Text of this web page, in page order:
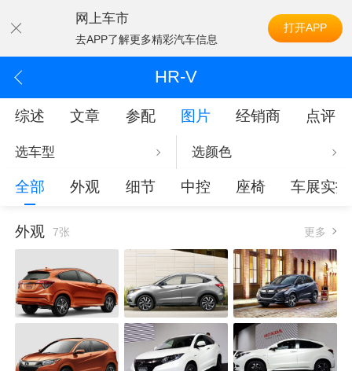
网上车市
去APP了解更多精彩汽车信息
打开APP
HR-V
综述 文章 参配 图片 经销商 点评
选车型 选颜色
全部 外观 细节 中控 座椅 车展实拍
外观 7张 更多